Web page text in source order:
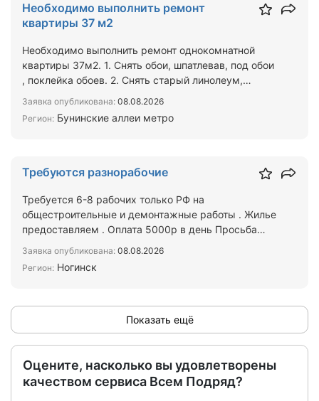
Необходимо выполнить ремонт
квартиры 37 м2
Необходимо выполнить ремонт однокомнатной
квартиры 37м2. 1. Снять обои, шпатлевав, под обои
, поклейка обоев. 2. Снять старый линолеум,
Заявка опубликована: 08.08.2026
Регион: Бунинские аллеи метро
Требуются разнорабочие
Требуется 6-8 рабочих только РФ на
общестроительные и демонтажные работы . Жилье
предоставляем . Оплата 5000р в день Просьба
Заявка опубликована: 08.08.2026
Регион: Ногинск
Показать ещё
Оцените, насколько вы удовлетворены
качеством сервиса Всем Подряд?